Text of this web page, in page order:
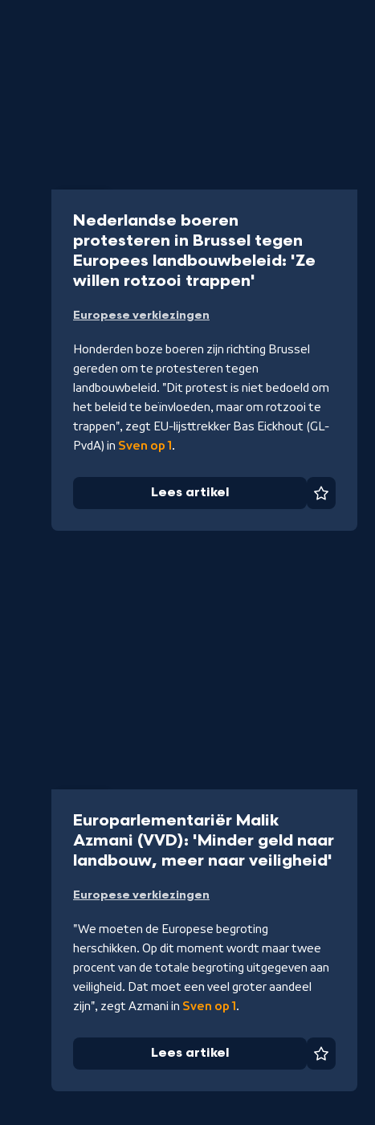
Nederlandse boeren
protesteren in Brussel tegen
Europees landbouwbeleid: 'Ze
willen rotzooi trappen'
Europese verkiezingen
Honderden boze boeren zijn richting Brussel
gereden om te protesteren tegen
landbouwbeleid. "Dit protest is niet bedoeld om
het beleid te beïnvloeden, maar om rotzooi te
trappen", zegt EU-lijsttrekker Bas Eickhout (GL-
PvdA) in Sven op 1.
Lees artikel Favoriet
Europarlementariër Malik
Azmani (VVD): 'Minder geld naar
landbouw, meer naar veiligheid'
Europese verkiezingen
"We moeten de Europese begroting
herschikken. Op dit moment wordt maar twee
procent van de totale begroting uitgegeven aan
veiligheid. Dat moet een veel groter aandeel
zijn", zegt Azmani in Sven op 1.
Lees artikel Favoriet